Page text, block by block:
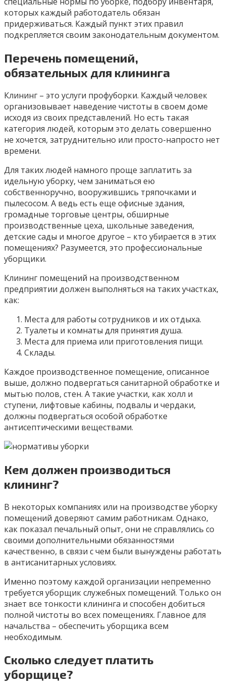
которых каждый работодатель обязан
придерживаться. Каждый пункт этих правил
подкрепляется своим законодательным документом.
Перечень помещений,
обязательных для клининга
Клининг – это услуги профуборки. Каждый человек
организовывает наведение чистоты в своем доме
исходя из своих представлений. Но есть такая
категория людей, которым это делать совершенно
не хочется, затруднительно или просто-напросто нет
времени.
Для таких людей намного проще заплатить за
идельную уборку, чем заниматься ею
собственноручно, вооружившись тряпочками и
пылесосом. А ведь есть еще офисные здания,
громадные торговые центры, обширные
производственные цеха, школьные заведения,
детские сады и многое другое – кто убирается в этих
помещениях? Разумеется, это профессиональные
уборщики.
Клининг помещений на производственном
предприятии должен выполняться на таких участках,
как:
Места для работы сотрудников и их отдыха.
Туалеты и комнаты для принятия душа.
Места для приема или приготовления пищи.
Склады.
Каждое производственное помещение, описанное
выше, должно подвергаться санитарной обработке и
мытью полов, стен. А такие участки, как холл и
ступени, лифтовые кабины, подвалы и чердаки,
должны подвергаться особой обработке
антисептическими веществами.
Кем должен производиться
клининг?
В некоторых компаниях или на производстве уборку
помещений доверяют самим работникам. Однако,
как показал печальный опыт, они не справлялись со
своими дополнительными обязанностями
качественно, в связи с чем были вынуждены работать
в антисанитарных условиях.
Именно поэтому каждой организации непременно
требуется уборщик служебных помещений. Только он
знает все тонкости клининга и способен добиться
полной чистоты во всех помещениях. Главное для
начальства – обеспечить уборщика всем
необходимым.
Сколько следует платить
уборщице?